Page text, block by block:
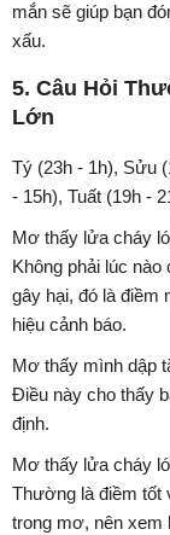
mắn sẽ giúp bạn
xấu.
5. Câu Hỏi
Lớn
Tý (23h - 1h), Sửu
- 15h), Tuất (19h -
Mơ thấy lửa cháy
Không phải lúc
gây hại, đó là điềm
hiệu cảnh báo.
Mơ thấy mình dập
Điều này cho thấy
định.
Mơ thấy lửa cháy
Thường là điềm tốt
trong mơ, nên xem